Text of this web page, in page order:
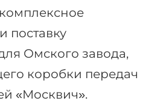
поставку
Омского завода,
коробки передач
«Москвич».